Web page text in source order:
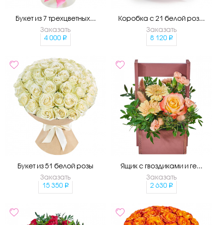
Букет из 7 трехцветных...
Заказать
4 000
Коробка с 21 белой роз...
Заказать
8 120
Букет из 51 белой розы
Заказать
15 350
Ящик с гвоздиками и ге...
Заказать
2 630